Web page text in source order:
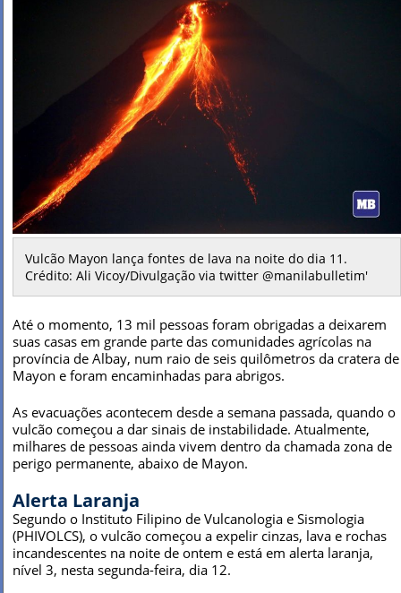
Vulcão Mayon lança fontes de lava na noite do dia 11.
Crédito: Ali Vicoy/Divulgação via twitter @manilabulletim'
Até o momento, 13 mil pessoas foram obrigadas a deixarem
suas casas em grande parte das comunidades agrícolas na
província de Albay, num raio de seis quilômetros da cratera de
Mayon e foram encaminhadas para abrigos.
As evacuações acontecem desde a semana passada, quando o
vulcão começou a dar sinais de instabilidade. Atualmente,
milhares de pessoas ainda vivem dentro da chamada zona de
perigo permanente, abaixo de Mayon.
Alerta Laranja
Segundo o Instituto Filipino de Vulcanologia e Sismologia
(PHIVOLCS), o vulcão começou a expelir cinzas, lava e rochas
incandescentes na noite de ontem e está em alerta laranja,
nível 3, nesta segunda-feira, dia 12.